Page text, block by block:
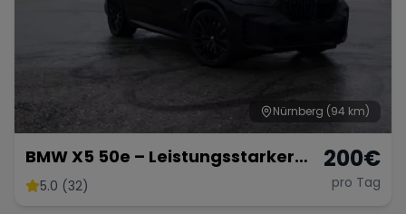
Nürnberg (94 km)
BMW X5 50e – Leistungsstarker
Hybrid-SUV mit 489 PS
5.0 (32)
200€
pro Tag